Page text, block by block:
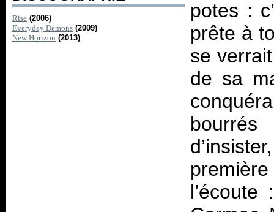
Rise (2006)
Everyday Demons (2009)
New Horizon (2013)
potes :
prête à
se
de sa